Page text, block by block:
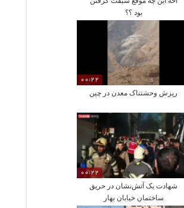
بود ؟؟
00:22
ریزش وحشتناک معدن در چین
00:22
شهادت یک آتش‌نشان در حریق
ساختمان خیابان بهار